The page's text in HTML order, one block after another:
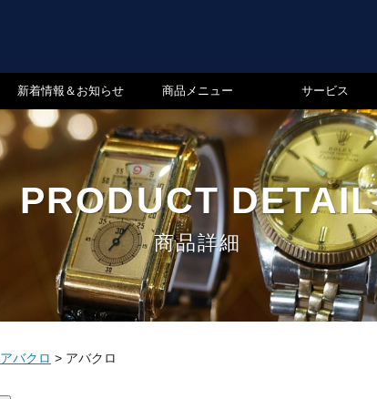
新着情報＆お知らせ 商品メニュー サービス
PRODUCT DETAIL
商品詳細
アバクロ > アバクロ